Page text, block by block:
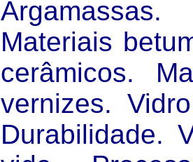
Materiais
cerâmicos.
vernizes.
Durabilidade.